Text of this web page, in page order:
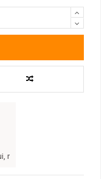
palūkanų norma –